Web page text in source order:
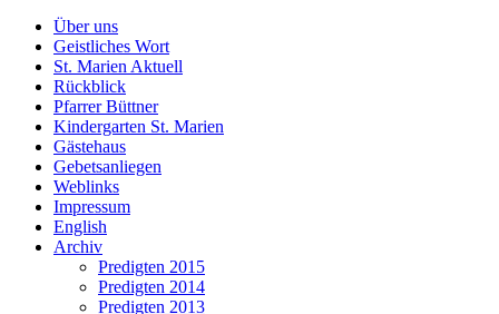
Über uns
Geistliches Wort
St. Marien Aktuell
Rückblick
Pfarrer Büttner
Kindergarten St. Marien
Gästehaus
Gebetsanliegen
Weblinks
Impressum
English
Archiv
Predigten 2015
Predigten 2014
Predigten 2013